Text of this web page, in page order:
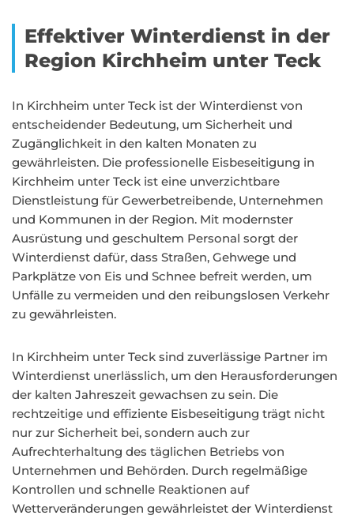
Effektiver Winterdienst in der
Region Kirchheim unter Teck
In Kirchheim unter Teck ist der Winterdienst von
entscheidender Bedeutung, um Sicherheit und
Zugänglichkeit in den kalten Monaten zu
gewährleisten. Die professionelle Eisbeseitigung in
Kirchheim unter Teck ist eine unverzichtbare
Dienstleistung für Gewerbetreibende, Unternehmen
und Kommunen in der Region. Mit modernster
Ausrüstung und geschultem Personal sorgt der
Winterdienst dafür, dass Straßen, Gehwege und
Parkplätze von Eis und Schnee befreit werden, um
Unfälle zu vermeiden und den reibungslosen Verkehr
zu gewährleisten.
In Kirchheim unter Teck sind zuverlässige Partner im
Winterdienst unerlässlich, um den Herausforderungen
der kalten Jahreszeit gewachsen zu sein. Die
rechtzeitige und effiziente Eisbeseitigung trägt nicht
nur zur Sicherheit bei, sondern auch zur
Aufrechterhaltung des täglichen Betriebs von
Unternehmen und Behörden. Durch regelmäßige
Kontrollen und schnelle Reaktionen auf
Wetterveränderungen gewährleistet der Winterdienst